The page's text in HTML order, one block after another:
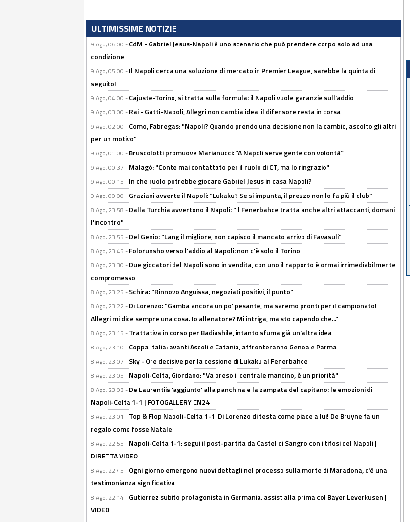
ULTIMISSIME NOTIZIE
9 Ago, 06:00 - CdM - Gabriel Jesus-Napoli è uno scenario che può prendere corpo solo ad una
condizione
9 Ago, 05:00 - Il Napoli cerca una soluzione di mercato in Premier League, sarebbe la quinta di
seguito!
9 Ago, 04:00 - Cajuste-Torino, si tratta sulla formula: il Napoli vuole garanzie sull'addio
9 Ago, 03:00 - Rai - Gatti-Napoli, Allegri non cambia idea: il difensore resta in corsa
9 Ago, 02:00 - Como, Fabregas: "Napoli? Quando prendo una decisione non la cambio, ascolto gli altri
per un motivo"
9 Ago, 01:00 - Bruscolotti promuove Marianucci: “A Napoli serve gente con volontà”
9 Ago, 00:37 - Malagò: "Conte mai contattato per il ruolo di CT, ma lo ringrazio"
9 Ago, 00:15 - In che ruolo potrebbe giocare Gabriel Jesus in casa Napoli?
9 Ago, 00:00 - Graziani avverte il Napoli: “Lukaku? Se si impunta, il prezzo non lo fa più il club”
8 Ago, 23:58 - Dalla Turchia avvertono il Napoli: "Il Fenerbahce tratta anche altri attaccanti, domani
l'incontro"
8 Ago, 23:55 - Del Genio: "Lang il migliore, non capisco il mancato arrivo di Favasuli"
8 Ago, 23:45 - Folorunsho verso l'addio al Napoli: non c'è solo il Torino
8 Ago, 23:30 - Due giocatori del Napoli sono in vendita, con uno il rapporto è ormai irrimediabilmente
compromesso
8 Ago, 23:25 - Schira: "Rinnovo Anguissa, negoziati positivi, il punto"
8 Ago, 23:22 - Di Lorenzo: "Gamba ancora un po' pesante, ma saremo pronti per il campionato!
Allegri mi dice sempre una cosa. Io allenatore? Mi intriga, ma sto capendo che..."
8 Ago, 23:15 - Trattativa in corso per Badiashile, intanto sfuma già un'altra idea
8 Ago, 23:10 - Coppa Italia: avanti Ascoli e Catania, affronteranno Genoa e Parma
8 Ago, 23:07 - Sky - Ore decisive per la cessione di Lukaku al Fenerbahce
8 Ago, 23:05 - Napoli-Celta, Giordano: "Va preso il centrale mancino, è un priorità"
8 Ago, 23:03 - De Laurentiis 'aggiunto' alla panchina e la zampata del capitano: le emozioni di
Napoli-Celta 1-1 | FOTOGALLERY CN24
8 Ago, 23:01 - Top & Flop Napoli-Celta 1-1: Di Lorenzo di testa come piace a lui! De Bruyne fa un
regalo come fosse Natale
8 Ago, 22:55 - Napoli-Celta 1-1: segui il post-partita da Castel di Sangro con i tifosi del Napoli |
DIRETTA VIDEO
8 Ago, 22:45 - Ogni giorno emergono nuovi dettagli nel processo sulla morte di Maradona, c'è una
testimonianza significativa
8 Ago, 22:14 - Gutierrez subito protagonista in Germania, assist alla prima col Bayer Leverkusen |
VIDEO